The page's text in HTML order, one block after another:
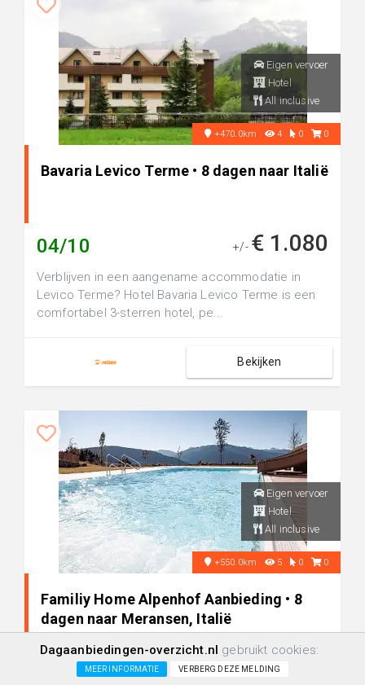
Eigen vervoer
Hotel
All inclusive
+470.0km 4 0 0
Bavaria Levico Terme • 8 dagen naar Italië
04/10 +/- € 1.080
Verblijven in een aangename accommodatie in
Levico Terme? Hotel Bavaria Levico Terme is een
comfortabel 3-sterren hotel, pe...
Bekijken
Eigen vervoer
Hotel
All inclusive
+550.0km 5 0 0
Familiy Home Alpenhof Aanbieding • 8
dagen naar Meransen, Italië
24/10 +/-€ 2.844
Dagaanbiedingen-overzicht.nl gebruikt cookies:
MEER INFORMATIE VERBERG DEZE MELDING